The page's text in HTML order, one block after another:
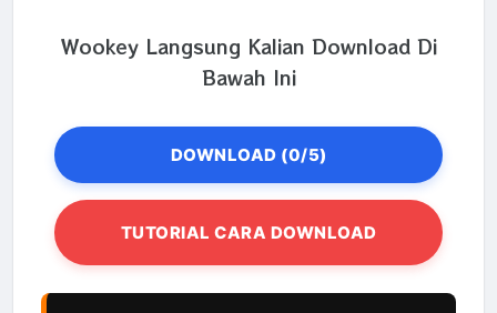
Wookey Langsung Kalian Download Di
Bawah Ini
DOWNLOAD (0/5)
TUTORIAL CARA DOWNLOAD